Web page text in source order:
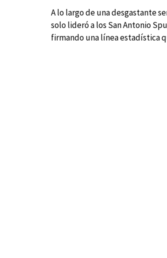
A lo largo de una desgastante
solo lideró a los San Antonio
firmando una línea estadística